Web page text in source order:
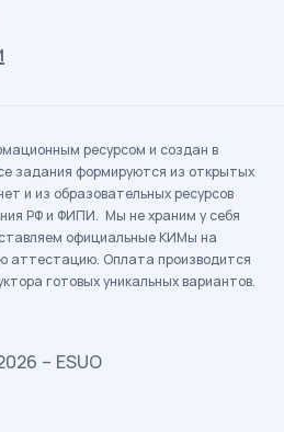
ресурсом и создан в
задания формируются из открытых
и из образовательных ресурсов
РФ и ФИПИ. Мы не храним у себя
официальные КИМы на
аттестацию. Оплата производится
готовых уникальных вариантов.
– ESUO